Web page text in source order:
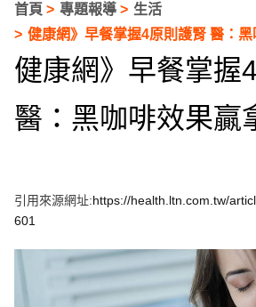
首頁 專題報導
生活
健康網》早餐掌握4原則護腎 醫：
健康網》早餐掌握
醫：黑咖啡效果贏
引用來源網址:https://health.ltn.com.tw/
601